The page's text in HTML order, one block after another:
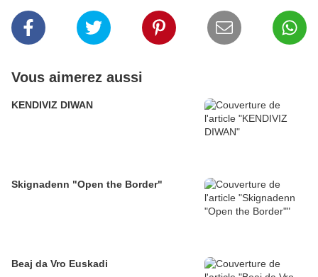
Vous aimerez aussi
KENDIVIZ DIWAN
Skignadenn "Open the Border"
Beaj da Vro Euskadi